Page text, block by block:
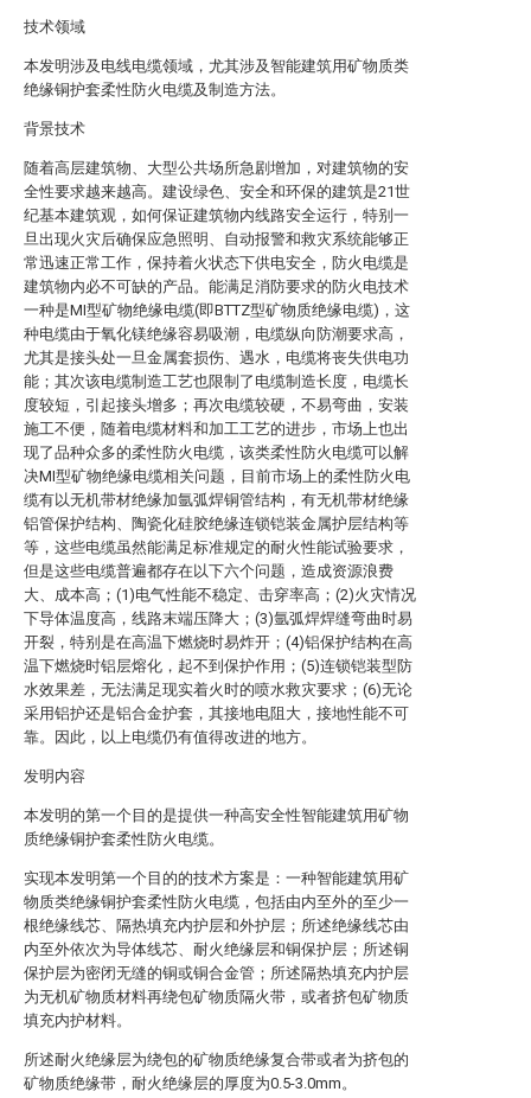
技术领域
本发明涉及电线电缆领域，尤其涉及智能建筑用矿物质类
绝缘铜护套柔性防火电缆及制造方法。
背景技术
随着高层建筑物、大型公共场所急剧增加，对建筑物的安
全性要求越来越高。建设绿色、安全和环保的建筑是21世
纪基本建筑观，如何保证建筑物内线路安全运行，特别一
旦出现火灾后确保应急照明、自动报警和救灾系统能够正
常迅速正常工作，保持着火状态下供电安全，防火电缆是
建筑物内必不可缺的产品。能满足消防要求的防火电技术
一种是MI型矿物绝缘电缆(即BTTZ型矿物质绝缘电缆)，这
种电缆由于氧化镁绝缘容易吸潮，电缆纵向防潮要求高，
尤其是接头处一旦金属套损伤、遇水，电缆将丧失供电功
能；其次该电缆制造工艺也限制了电缆制造长度，电缆长
度较短，引起接头增多；再次电缆较硬，不易弯曲，安装
施工不便，随着电缆材料和加工工艺的进步，市场上也出
现了品种众多的柔性防火电缆，该类柔性防火电缆可以解
决MI型矿物绝缘电缆相关问题，目前市场上的柔性防火电
缆有以无机带材绝缘加氩弧焊铜管结构，有无机带材绝缘
铝管保护结构、陶瓷化硅胶绝缘连锁铠装金属护层结构等
等，这些电缆虽然能满足标准规定的耐火性能试验要求，
但是这些电缆普遍都存在以下六个问题，造成资源浪费
大、成本高；(1)电气性能不稳定、击穿率高；(2)火灾情况
下导体温度高，线路末端压降大；(3)氩弧焊焊缝弯曲时易
开裂，特别是在高温下燃烧时易炸开；(4)铝保护结构在高
温下燃烧时铝层熔化，起不到保护作用；(5)连锁铠装型防
水效果差，无法满足现实着火时的喷水救灾要求；(6)无论
采用铝护还是铝合金护套，其接地电阻大，接地性能不可
靠。因此，以上电缆仍有值得改进的地方。
发明内容
本发明的第一个目的是提供一种高安全性智能建筑用矿物
质绝缘铜护套柔性防火电缆。
实现本发明第一个目的的技术方案是：一种智能建筑用矿
物质类绝缘铜护套柔性防火电缆，包括由内至外的至少一
根绝缘线芯、隔热填充内护层和外护层；所述绝缘线芯由
内至外依次为导体线芯、耐火绝缘层和铜保护层；所述铜
保护层为密闭无缝的铜或铜合金管；所述隔热填充内护层
为无机矿物质材料再绕包矿物质隔火带，或者挤包矿物质
填充内护材料。
所述耐火绝缘层为绕包的矿物质绝缘复合带或者为挤包的
矿物质绝缘带，耐火绝缘层的厚度为0.5-3.0mm。